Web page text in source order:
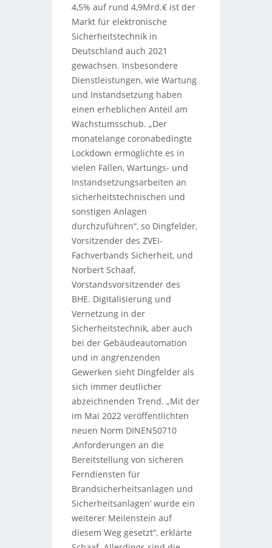
4,5% auf rund 4,9Mrd.€ ist der
Markt für elektronische
Sicherheitstechnik in
Deutschland auch 2021
gewachsen. Insbesondere
Dienstleistungen, wie Wartung
und Instandsetzung haben
einen erheblichen Anteil am
Wachstumsschub. „Der
monatelange coronabedingte
Lockdown ermöglichte es in
vielen Fällen, Wartungs- und
Instandsetzungsarbeiten an
sicherheitstechnischen und
sonstigen Anlagen
durchzuführen“, so Dingfelder,
Vorsitzender des ZVEI-
Fachverbands Sicherheit, und
Norbert Schaaf,
Vorstandsvorsitzender des
BHE. Digitalisierung und
Vernetzung in der
Sicherheitstechnik, aber auch
bei der Gebäudeautomation
und in angrenzenden
Gewerken sieht Dingfelder als
sich immer deutlicher
abzeichnenden Trend. „Mit der
im Mai 2022 veröffentlichten
neuen Norm DINEN50710
‚Anforderungen an die
Bereitstellung von sicheren
Ferndiensten für
Brandsicherheitsanlagen und
Sicherheitsanlagen‘ wurde ein
weiterer Meilenstein auf
diesem Weg gesetzt“, erklärte